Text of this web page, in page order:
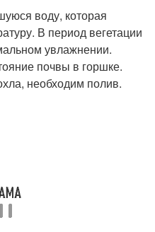
воду, которая
В период вегетации
увлажнении.
почвы в горшке.
необходим полив.